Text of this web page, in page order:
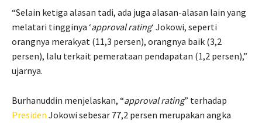
“Selain ketiga alasan tadi, ada juga alasan-alasan lain yang
melatari tingginya ‘approval rating‘ Jokowi, seperti
orangnya merakyat (11,3 persen), orangnya baik (3,2
persen), lalu terkait pemerataan pendapatan (1,2 persen),”
ujarnya.
Burhanuddin menjelaskan, “approval rating” terhadap
Presiden Jokowi sebesar 77,2 persen merupakan angka